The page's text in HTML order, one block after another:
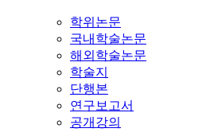
학위논문
국내학술논문
해외학술논문
학술지
단행본
연구보고서
공개강의